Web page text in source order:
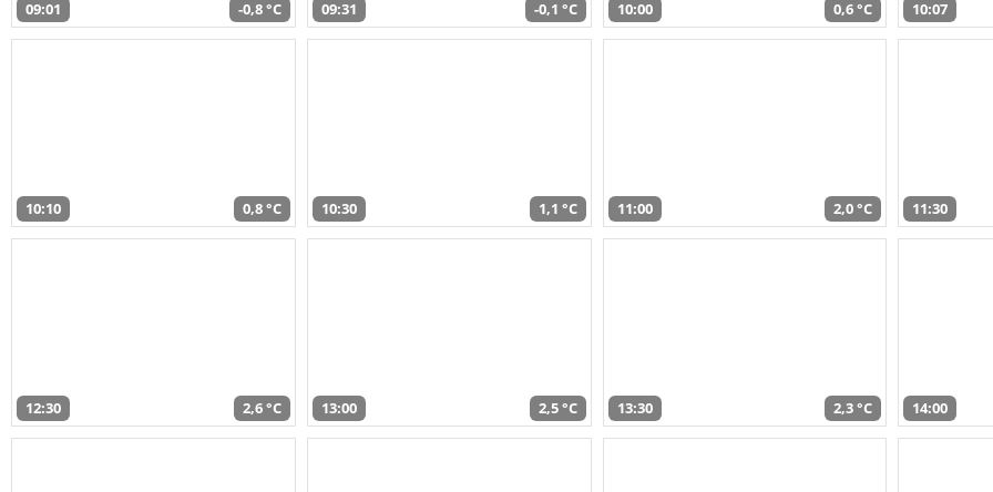
09:01 -0,8 °C 09:31 -0,1 °C 10:00 0,6 °C 10:07
10:10 0,8 °C 10:30 1,1 °C 11:00 2,0 °C 11:30
12:30 2,6 °C 13:00 2,5 °C 13:30 2,3 °C 14:00